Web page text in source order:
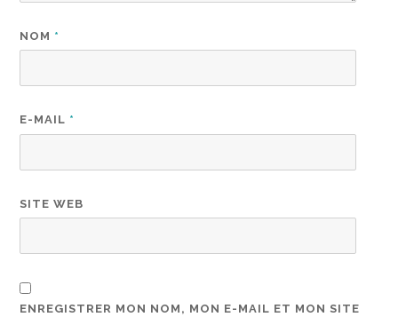
NOM *
E-MAIL *
SITE WEB
ENREGISTRER MON NOM, MON E-MAIL ET MON SITE